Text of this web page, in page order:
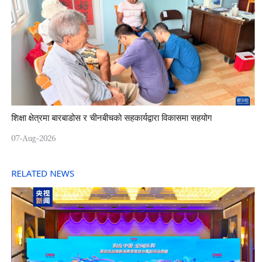
शिक्षा क्षेत्रमा बारबाडोस र चीनबीचको सहकार्यद्वारा विकासमा सहयोग
07-Aug-2026
RELATED NEWS